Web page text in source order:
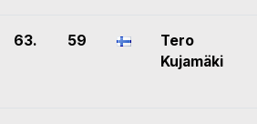
63. 59
Tero
Kujamäki